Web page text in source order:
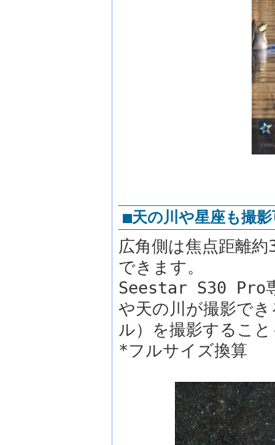
■天の川や星座も撮
広角側は焦点距離
できます。
Seestar S30 Pro専
や天の川が撮影で
ル）を撮影するこ
*フルサイズ換算